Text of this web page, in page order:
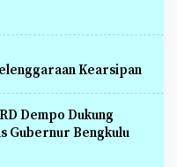
Kearsipan
Dempo Dukung
Gubernur Bengkulu